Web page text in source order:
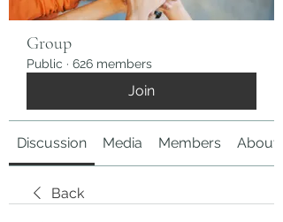
Group
Public · 626 members
Join
Discussion Media Members About
Back